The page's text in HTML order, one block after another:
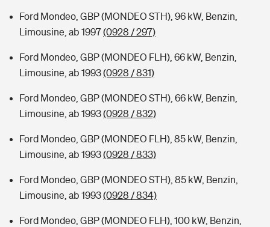
Sie haben Fragen?
Ford Mondeo, GBP (MONDEO STH), 96 kW, Benzin,
Limousine, ab 1997(0928 / 297)
Ford Mondeo, GBP (MONDEO FLH), 66 kW, Benzin,
Limousine, ab 1993(0928 / 831)
Ford Mondeo, GBP (MONDEO STH), 66 kW, Benzin,
Limousine, ab 1993(0928 / 832)
Ford Mondeo, GBP (MONDEO FLH), 85 kW, Benzin,
Limousine, ab 1993(0928 / 833)
Ford Mondeo, GBP (MONDEO STH), 85 kW, Benzin,
Limousine, ab 1993(0928 / 834)
Ford Mondeo, GBP (MONDEO FLH), 100 kW, Benzin,